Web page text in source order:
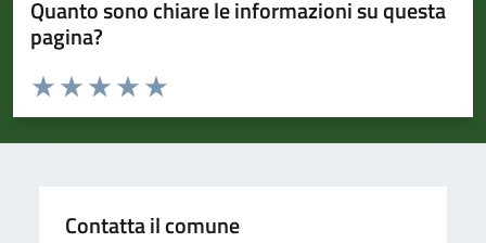
Quanto sono chiare le informazioni su questa
pagina?
Valuta da 1 a 5 stelle la pagina
Valuta 5 stelle su 5
Valuta 4 stelle su 5
Valuta 3 stelle su 5
Valuta 2 stelle su 5
Valuta 1 stelle su 5
Contatta il comune